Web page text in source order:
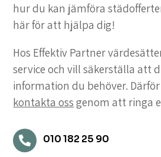
hur du kan jämföra
här för att hjälpa dig!
Hos Effektiv Partner
service och vill säkerställa att
information du behöver.
kontakta oss genom att ringa
 010 182 25 90